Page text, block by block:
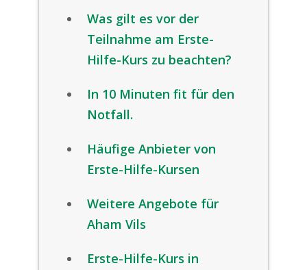
Was gilt es vor der
Teilnahme am Erste-
Hilfe-Kurs zu beachten?
In 10 Minuten fit für den
Notfall.
Häufige Anbieter von
Erste-Hilfe-Kursen
Weitere Angebote für
Aham Vils
Erste-Hilfe-Kurs in